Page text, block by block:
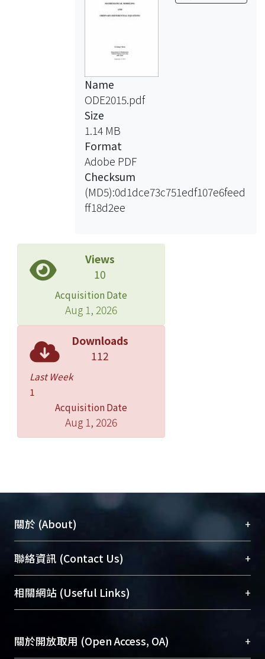
Name
ODE2015.pdf
Size
1.14 MB
Format
Adobe PDF
Checksum
(MD5):0d1dce73c751edf107e6feed
ff18d2ee
Views
10
Acquisition Date
Aug 1, 2026
Downloads
112
Last Week
1
Acquisition Date
Aug 1, 2026
關於 (About) +
臺大位居世界頂尖大學之列，為永久珍藏及向國際
展現本校豐碩的研究成果及學術能量，圖書館整合
機構典藏（NTUR）與學術庫（AH）不同功能平
台，成為臺大學術典藏NTU scholars。期能整合研
成果。
聯絡資訊 (Contact Us) +
總館學科館員(Main Library)
醫學圖書館學科館員(Medical Library)
Sciences Library)
相關網站 (Useful Links) +
關於開放取用 (Open Access, OA) +